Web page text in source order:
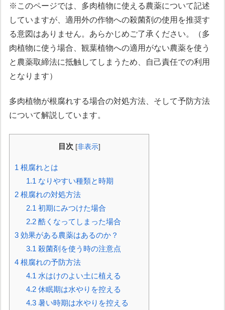
※このページでは、多肉植物に使える農薬について記述
していますが、適用外の作物への殺菌剤の使用を推奨す
る意図はありません。あらかじめご了承ください。（多
肉植物に使う場合、観葉植物への適用がない農薬を使う
と農薬取締法に抵触してしまうため、自己責任での利用
となります）
多肉植物が根腐れする場合の対処方法、そして予防方法
について解説しています。
目次 [非表示]
1 根腐れとは
1.1 なりやすい種類と時期
2 根腐れの対処方法
2.1 初期にみつけた場合
2.2 酷くなってしまった場合
3 効果がある農薬はあるのか？
3.1 殺菌剤を使う時の注意点
4 根腐れの予防方法
4.1 水はけのよい土に植える
4.2 休眠期は水やりを控える
4.3 暑い時期は水やりを控える